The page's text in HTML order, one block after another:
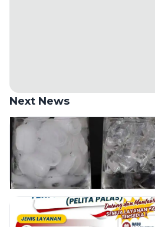
Next News